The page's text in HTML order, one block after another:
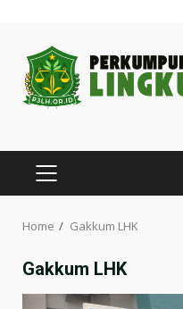
content
PRIMARY
MENU
Home Gakkum LHK
Gakkum LHK